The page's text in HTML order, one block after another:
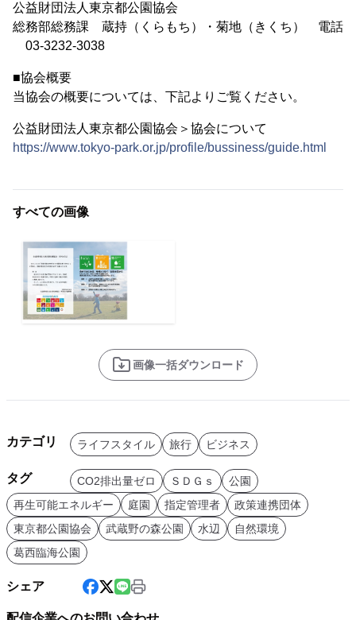
公益財団法人東京都公園協会
総務部総務課 蔵持（くらもち）・菊地（きくち） 電話
03-3232-3038
■協会概要
当協会の概要については、下記よりご覧ください。
公益財団法人東京都公園協会＞協会について
https://www.tokyo-park.or.jp/profile/bussiness/guide.html
すべての画像
画像一括ダウンロード
カテゴリ ライフスタイル 旅行 ビジネス
タグ CO2排出量ゼロ ＳＤＧｓ
公園
再生可能エネルギー
庭園 指定管理者
政策連携団体
東京都公園協会
武蔵野の森公園 水辺
自然環境
葛西臨海公園
シェア